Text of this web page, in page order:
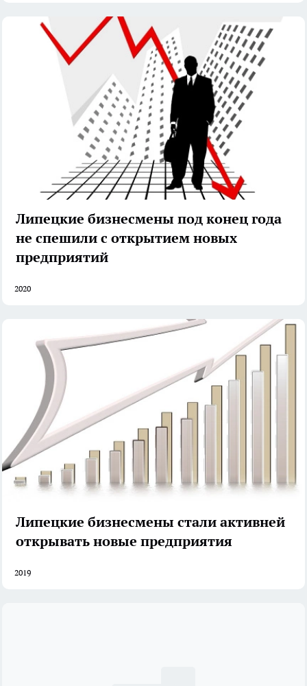
Липецкие бизнесмены под конец года
не спешили с открытием новых
предприятий
2020
Липецкие бизнесмены стали активней
открывать новые предприятия
2019